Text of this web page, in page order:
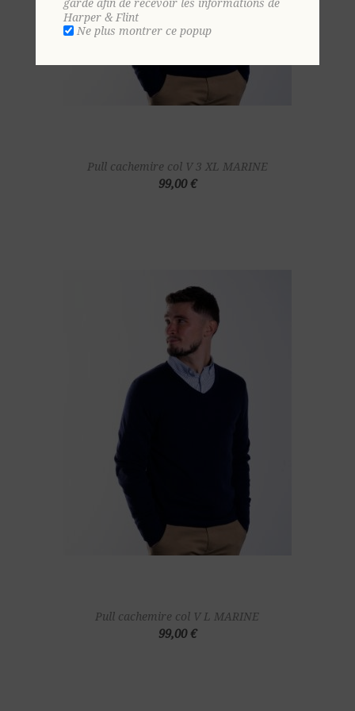
Pull cachemire col V 3 XL MARINE
99,00 €
Pull cachemire col V L MARINE
99,00 €
gardé afin de recevoir les informations de
Harper & Flint
Ne plus montrer ce popup